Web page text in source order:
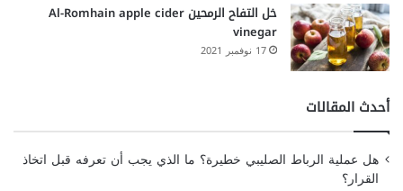
خل التفاح الرمحين Al-Romhain apple cider
vinegar
17 نوفمبر 2021
أحدث المقالات
هل عملية الرباط الصليبي خطيرة؟ ما الذي يجب أن تعرفه قبل اتخاذ
القرار؟